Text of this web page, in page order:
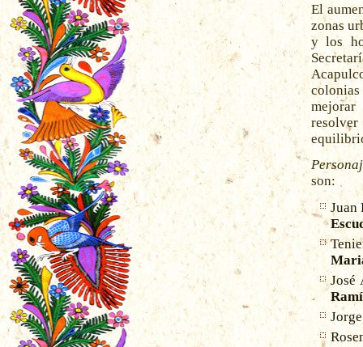
El
zonas
y los
mejorar
son:
Juan
José